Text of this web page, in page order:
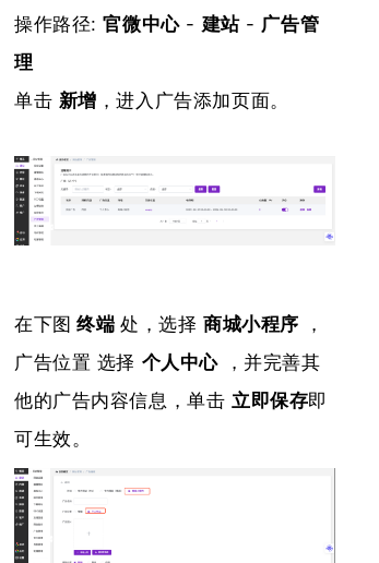
操作路径:官微中心- 建站- 广告管
理
单击 新增 ，进入广告添加页面。
在下图 终端处，选择 商城小程序 ，
广告位置 选择 个人中心，并完善其
他的广告内容信息，单击 立即保存即
可生效。